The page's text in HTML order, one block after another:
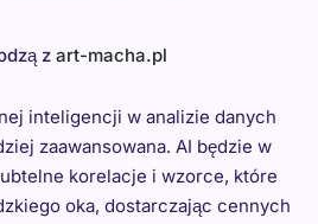
z art-macha.pl
inteligencji w analizie danych
zaawansowana. AI będzie w
korelacje i wzorce, które
oka, dostarczając cennych